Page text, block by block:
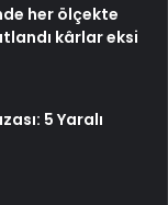
her ölçekte
kârlar eksi
5 Yaralı